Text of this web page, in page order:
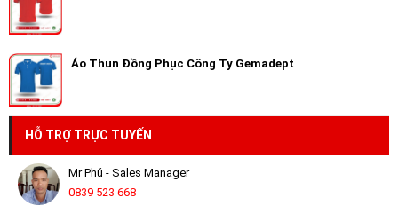
Áo Thun Đồng Phục Công Ty Gemadept
HỖ TRỢ TRỰC TUYẾN
Mr Phú - Sales Manager
0839 523 668